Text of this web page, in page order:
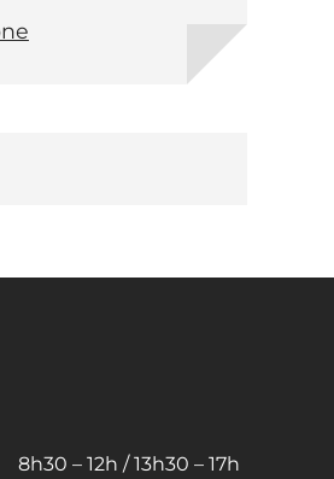
8h30 – 12h / 13h30 – 17h